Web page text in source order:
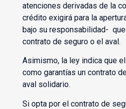
atenciones derivadas de la
crédito exigirá para la
bajo su responsabilidad-
contrato de seguro o el aval.
Asimismo, la ley indica que
como garantías un contrato
aval solidario.
Si opta por el contrato de